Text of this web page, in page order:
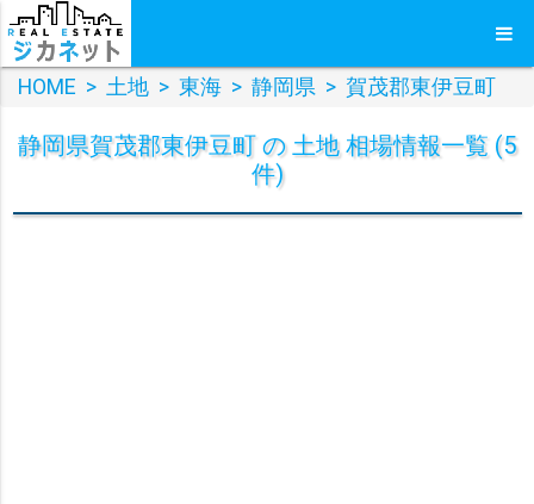
HOME > 土地 > 東海 > 静岡県 > 賀茂郡東伊豆町
静岡県賀茂郡東伊豆町 の 土地 相場情報一覧 (5
件)